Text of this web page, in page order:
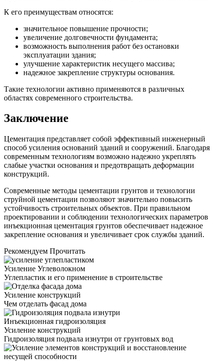
К его преимуществам относятся:
значительное повышение прочности;
увеличение долговечности фундамента;
возможность выполнения работ без остановки
эксплуатации здания;
улучшение характеристик несущего массива;
надежное закрепление структуры основания.
Такие технологии активно применяются в различных
областях современного строительства.
Заключение
Цементация представляет собой эффективный инженерный
способ усиления оснований зданий и сооружений. Благодаря
современным технологиям возможно надежно укреплять
слабые участки основания и предотвращать деформации
конструкций.
Современные методы цементации грунтов и технологии
струйной цементации позволяют значительно повысить
устойчивость строительных объектов. При правильном
проектировании и соблюдении технологических параметров
инъекционная цементация грунтов обеспечивает надежное
закрепление основания и увеличивает срок службы зданий.
Рекомендуем Прочитать
Усиление Углеволокном
Углепластик и его применение в строительстве
Усиление конструкций
Чем отделать фасад дома
Инъекционная гидроизоляция
Усиление конструкций
Гидроизоляция подвала изнутри от грунтовых вод